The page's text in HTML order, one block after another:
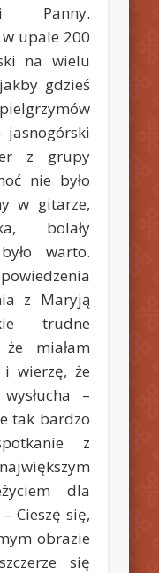
Panny.
upale 200
na wielu
gdzieś
jasnogórski
z grupy
nie było
w gitarze,
bolały
warto.
z Maryją
trudne
miałam
wierzę, że
–
tak bardzo
z
dla
Cieszę się,
obrazie
się